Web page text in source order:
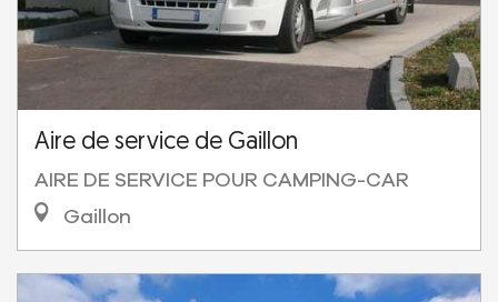
Aire de service de Gaillon
AIRE DE SERVICE POUR CAMPING-CAR
Gaillon